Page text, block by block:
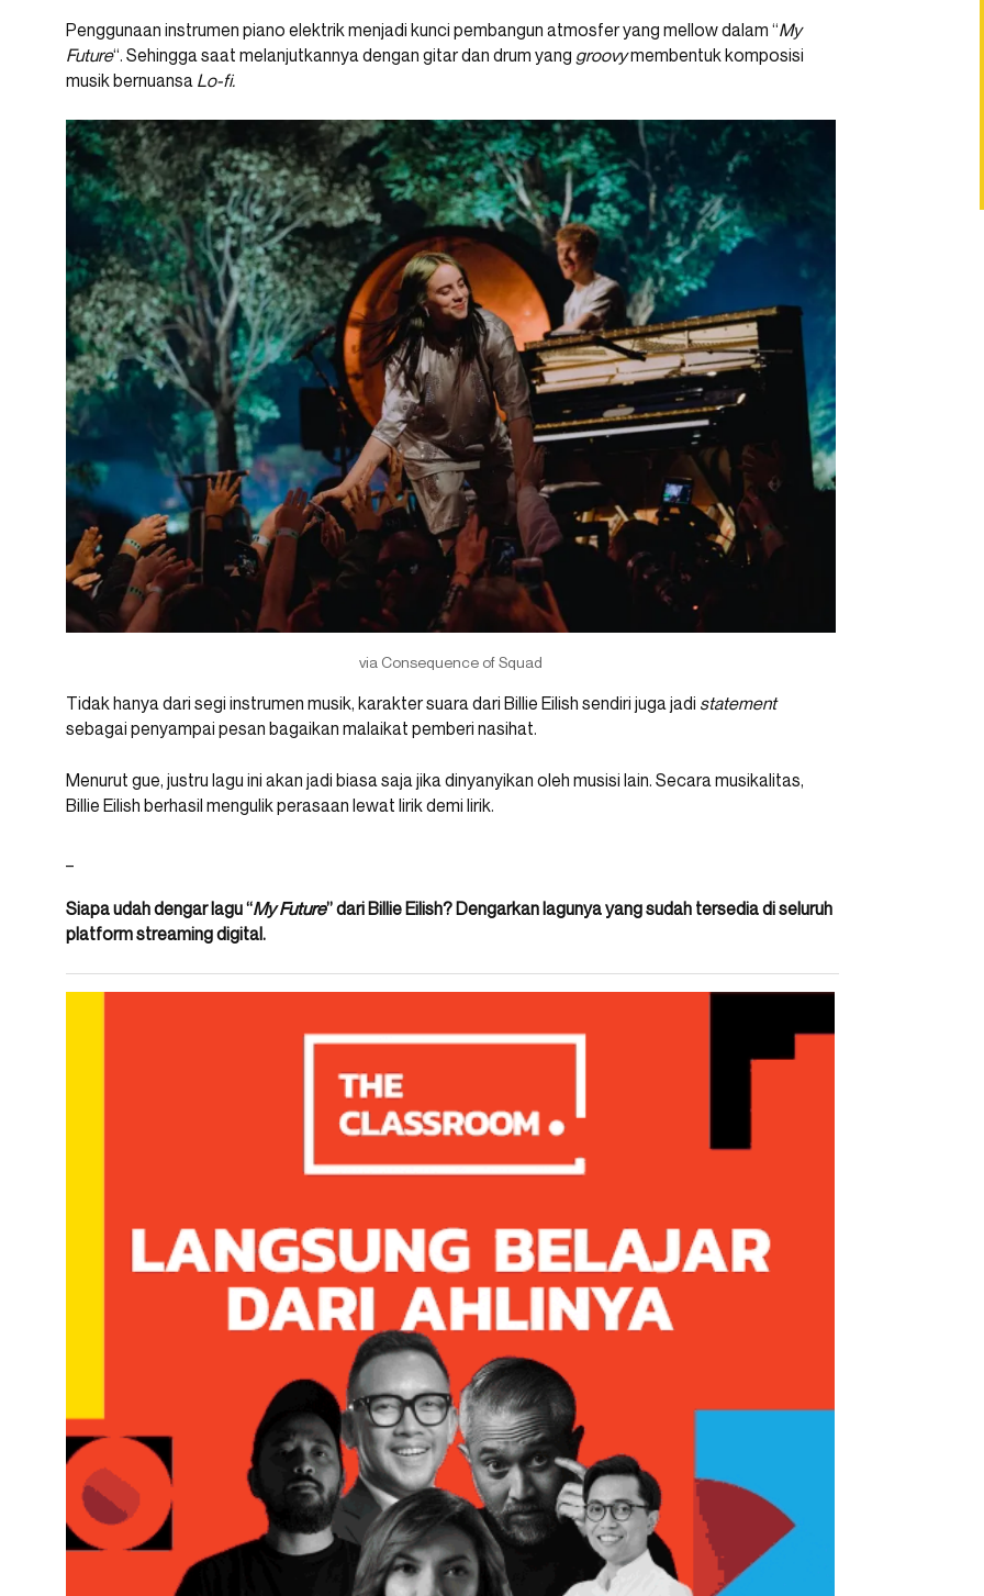
Penggunaan instrumen piano elektrik menjadi kunci pembangun atmosfer yang mellow dalam “My
Future“. Sehingga saat melanjutkannya dengan gitar dan drum yang groovymembentuk komposisi
musik bernuansa Lo-fi.
via Consequence of Squad
Tidak hanya dari segi instrumen musik, karakter suara dari Billie Eilish sendiri juga jadi statement
sebagai penyampai pesan bagaikan malaikat pemberi nasihat.
Menurut gue, justru lagu ini akan jadi biasa saja jika dinyanyikan oleh musisi lain. Secara musikalitas,
Billie Eilish berhasil mengulik perasaan lewat lirik demi lirik.
Siapa udah dengar lagu “My Future” dari Billie Eilish? Dengarkan lagunya yang sudah tersedia di seluruh
platform streaming digital.